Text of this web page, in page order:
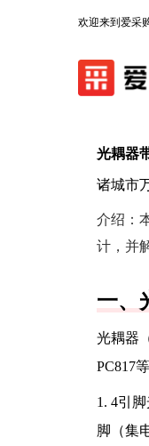
欢迎来到爱采
光耦器
诸城市
介绍：
计，并
一、
光耦器
PC817
1. 4引
脚（集